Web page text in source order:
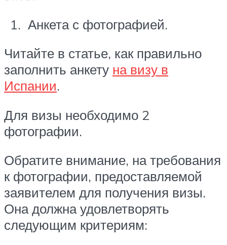
Анкета с фотографией.
Читайте в статье, как правильно
заполнить анкету на визу в
Испании.
Для визы необходимо 2
фотографии.
Обратите внимание, на требования
к фотографии, предоставляемой
заявителем для получения визы.
Она должна удовлетворять
следующим критериям: